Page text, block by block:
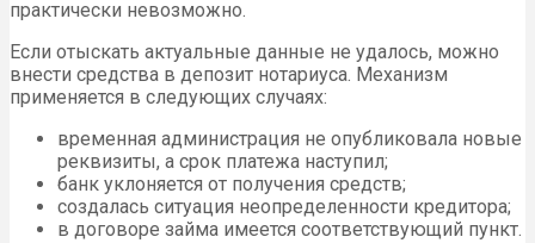
практически невозможно.
Если отыскать актуальные данные не удалось, можно
внести средства в депозит нотариуса. Механизм
применяется в следующих случаях:
временная администрация не опубликовала новые
реквизиты, а срок платежа наступил;
банк уклоняется от получения средств;
создалась ситуация неопределенности кредитора;
в договоре займа имеется соответствующий пункт.